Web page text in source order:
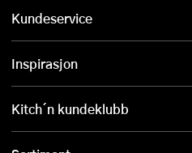
Kundeservice
Inspirasjon
Kitch´n kundeklubb